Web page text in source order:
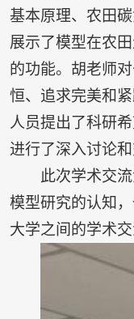
基本原理、农田
展示了模型在农
的功能。胡老师
恒、追求完美和
人员提出了科研
进行了深入讨论和
此次学术交
模型研究的认知
大学之间的学术交